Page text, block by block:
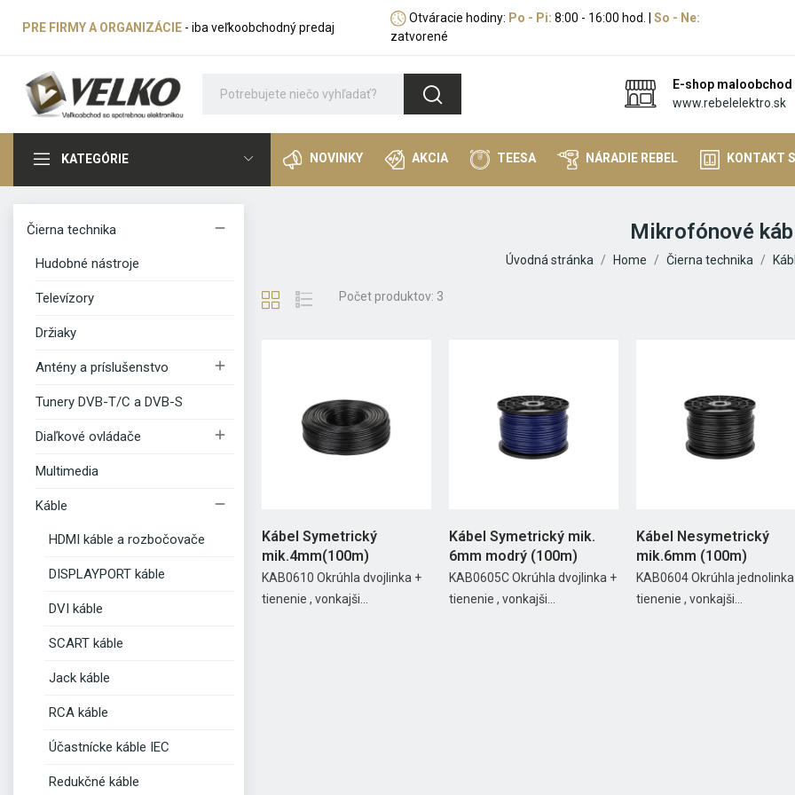
PRE FIRMY A ORGANIZÁCIE - iba veľkoobchodný predaj
Otváracie hodiny: Po - Pi: 8:00 - 16:00 hod. | So - Ne:
zatvorené
E-shop maloobchod
www.rebelelektro.sk
KATEGÓRIE NOVINKY AKCIA TEESA NÁRADIE REBEL KONTAKT
Čierna technika 
Hudobné nástroje
Televízory
Držiaky
Antény a príslušenstvo 
Tunery DVB-T/C a DVB-S
Diaľkové ovládače 
Multimedia
Káble 
HDMI káble a rozbočovače
DISPLAYPORT káble
DVI káble
SCART káble
Jack káble
RCA káble
Účastnícke káble IEC
Redukčné káble
Mikrofónové
Úvodná stránka Home Čierna technika
Počet produktov: 3
Kábel Symetrický
mik.4mm(100m)
KAB0610 Okrúhla dvojlinka +
tienenie , vonkajši...
Kábel Symetrický mik.
6mm modrý (100m)
KAB0605C Okrúhla dvojlinka +
tienenie , vonkajši...
Kábel Nesymetrický
mik.6mm (100m)
KAB0604 Okrúhla
tienenie , vonkajši...